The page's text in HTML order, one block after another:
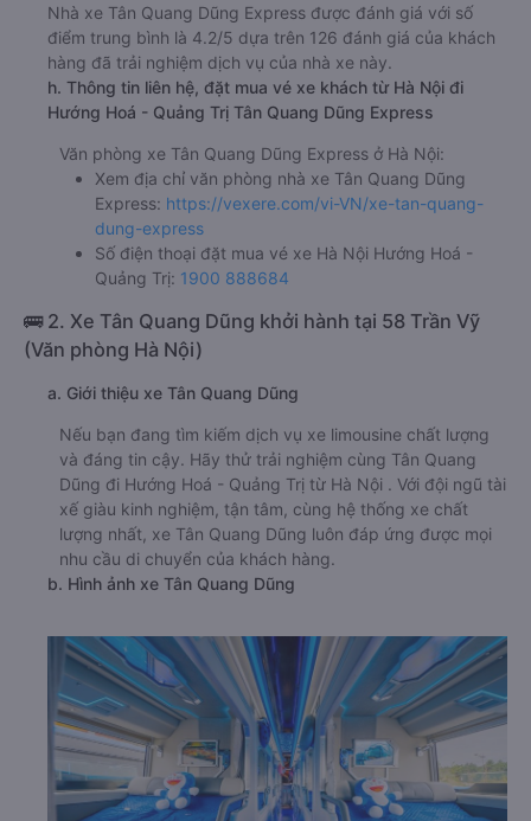
Nhà xe Tân Quang Dũng Express được đánh giá với số
điểm trung bình là 4.2/5 dựa trên 126 đánh giá của khách
hàng đã trải nghiệm dịch vụ của nhà xe này.
h. Thông tin liên hệ, đặt mua vé xe khách từ Hà Nội đi
Hướng Hoá - Quảng Trị Tân Quang Dũng Express
Văn phòng xe Tân Quang Dũng Express ở Hà Nội:
Xem địa chỉ văn phòng nhà xe Tân Quang Dũng
Express: https://vexere.com/vi-VN/xe-tan-quang-
dung-express
Số điện thoại đặt mua vé xe Hà Nội Hướng Hoá -
Quảng Trị: 1900 888684
🚌 2. Xe Tân Quang Dũng khởi hành tại 58 Trần Vỹ
(Văn phòng Hà Nội)
a. Giới thiệu xe Tân Quang Dũng
Nếu bạn đang tìm kiếm dịch vụ xe limousine chất lượng
và đáng tin cậy. Hãy thử trải nghiệm cùng Tân Quang
Dũng đi Hướng Hoá - Quảng Trị từ Hà Nội . Với đội ngũ tài
xế giàu kinh nghiệm, tận tâm, cùng hệ thống xe chất
lượng nhất, xe Tân Quang Dũng luôn đáp ứng được mọi
nhu cầu di chuyển của khách hàng.
b. Hình ảnh xe Tân Quang Dũng